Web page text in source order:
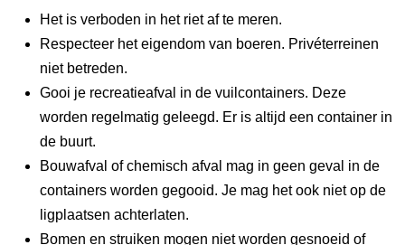
Het is verboden in het riet af te meren.
Respecteer het eigendom van boeren. Privéterreinen
niet betreden.
Gooi je recreatieafval in de vuilcontainers. Deze
worden regelmatig geleegd. Er is altijd een container in
de buurt.
Bouwafval of chemisch afval mag in geen geval in de
containers worden gegooid. Je mag het ook niet op de
ligplaatsen achterlaten.
Bomen en struiken mogen niet worden gesnoeid of